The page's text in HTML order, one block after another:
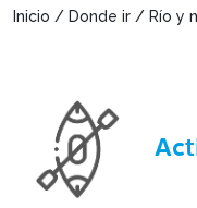
Inicio / Donde ir / Río y